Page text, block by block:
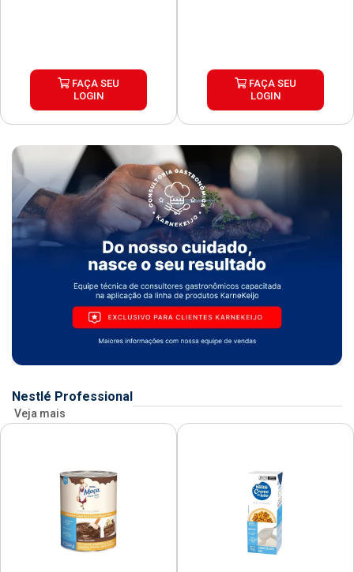
FAÇA SEU
LOGIN
FAÇA SEU
LOGIN
Nestlé Professional
Veja mais